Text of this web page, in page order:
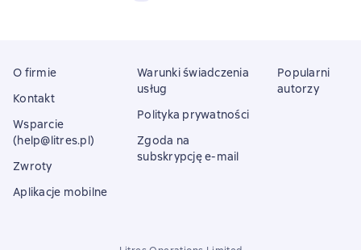
O firmie
Kontakt
Wsparcie
(help@litres.pl)
Zwroty
Aplikacje mobilne
Warunki świadczenia
usług
Polityka prywatności
Zgoda na
subskrypcję e-mail
Popularni
autorzy